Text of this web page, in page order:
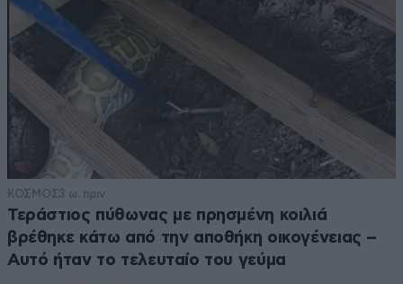
ΚΟΣΜΟΣ3 ω. πριν
Τεράστιος πύθωνας με πρησμένη κοιλιά
βρέθηκε κάτω από την αποθήκη οικογένειας –
Αυτό ήταν το τελευταίο του γεύμα